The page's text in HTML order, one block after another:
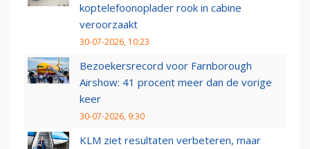
koptelefoonoplader rook in cabine
veroorzaakt
30-07-2026, 10:23
Bezoekersrecord voor Farnborough
Airshow: 41 procent meer dan de vorige
keer
30-07-2026, 9:30
KLM ziet resultaten verbeteren, maar